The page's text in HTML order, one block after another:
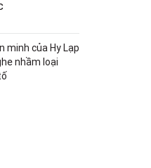
của Hy Lạp
nhầm loại